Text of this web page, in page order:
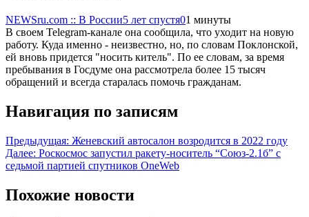
NEWSru.com :: В России5 лет спустя01 минуты
В своем Telegram-канале она сообщила, что уходит на новую
работу. Куда именно - неизвестно, но, по словам Поклонской,
ей вновь придется "носить китель". По ее словам, за время
пребывания в Госдуме она рассмотрела более 15 тысяч
обращений и всегда старалась помочь гражданам.
Навигация по записям
Предыдущая: Женевский автосалон возродится в 2022 году
Далее: Роскосмос запустил ракету-носитель “Союз-2.1б” с
седьмой партией спутников OneWeb
Похожие новости